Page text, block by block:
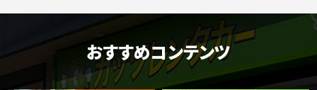
おすすめコンテンツ